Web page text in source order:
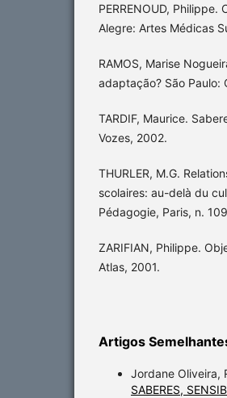
PERRENOUD,
Alegre: Artes Médicas
RAMOS, Marise
adaptação? São Paulo:
TARDIF, Maurice.
Vozes, 2002.
THURLER, M.G.
scolaires: au-delà du
Pédagogie, Paris, n.
ZARIFIAN, Philippe.
Atlas, 2001.
Artigos
Jordane Oliveira,
SABERES,